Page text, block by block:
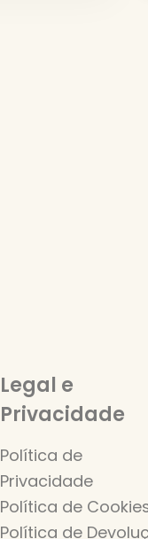
Legal e
Privacidade
Política de
Privacidade
Política de
Política de